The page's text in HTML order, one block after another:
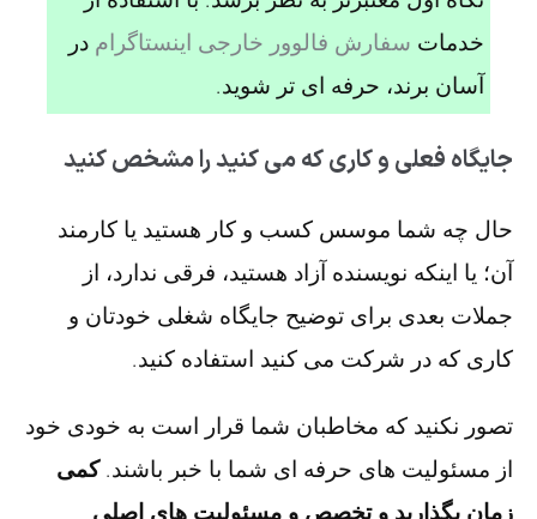
خدمات سفارش فالوور خارجی اینستاگرام در
آسان برند، حرفه ای تر شوید.
جایگاه فعلی و کاری که می کنید را مشخص کنید
حال چه شما موسس کسب و کار هستید یا کارمند
آن؛ یا اینکه نویسنده آزاد هستید، فرقی ندارد، از
جملات بعدی برای توضیح جایگاه شغلی خودتان و
کاری که در شرکت می کنید استفاده کنید.
تصور نکنید که مخاطبان شما قرار است به خودی خود
از مسئولیت های حرفه ای شما با خبر باشند.کمی
زمان بگذارید و تخصص و مسئولیت های اصلی